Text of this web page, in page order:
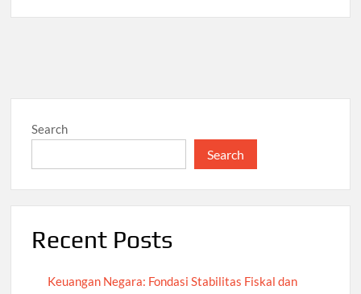
Search
Search
Recent Posts
Keuangan Negara: Fondasi Stabilitas Fiskal dan